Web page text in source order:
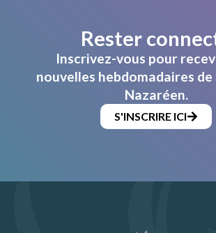
Rester
Inscrivez-vous pour
nouvelles hebdomadaires de
Nazaréen.
S'INSCRIRE ICI